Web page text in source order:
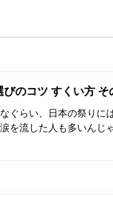
のコツ すくい方
ぐらい、日本の祭りに
を流した人も多いんじ